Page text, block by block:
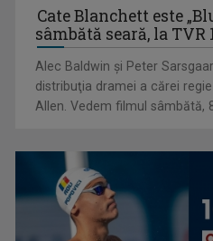
Tortul Garash, desertul
cu nucă și ...
Cate Blanchett este
sâmbătă seară, la TVR
Alec Baldwin şi Peter
distribuţia dramei a cărei
Allen. Vedem filmul sâmbătă,